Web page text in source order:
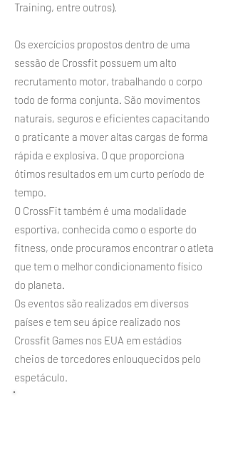
Training, entre outros).
Os exercícios propostos dentro de uma
sessão de Crossfit possuem um alto
recrutamento motor, trabalhando o corpo
todo de forma conjunta. São movimentos
naturais, seguros e eficientes capacitando
o praticante a mover altas cargas de forma
rápida e explosiva. O que proporciona
ótimos resultados em um curto período de
tempo.
O CrossFit também é uma modalidade
esportiva, conhecida como o esporte do
fitness, onde procuramos encontrar o atleta
que tem o melhor condicionamento físico
do planeta.
Os eventos são realizados em diversos
países e tem seu ápice realizado nos
Crossfit Games nos EUA em estádios
cheios de torcedores enlouquecidos pelo
espetáculo.